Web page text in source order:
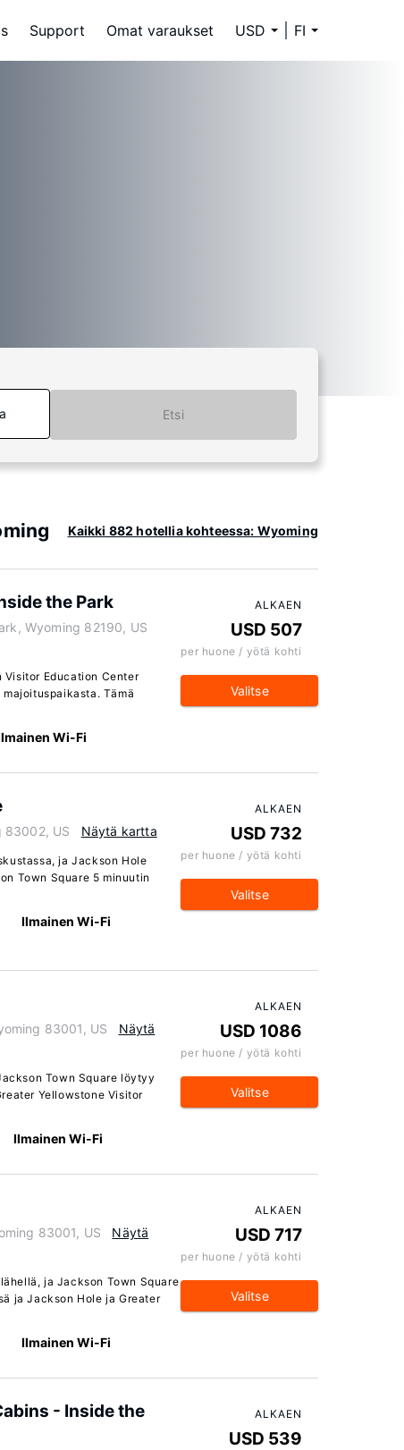
Support Omat varaukset USD FI
Etsi
Kaikki 882 hotellia kohteessa: Wyoming
the Park
Wyoming 82190, US
Visitor Education Center
Tämä
Wi-Fi
ALKAEN
USD 507
per huone / yötä kohti
Valitse
83002, US Näytä kartta
ja Jackson Hole
Town Square 5 minuutin
Ilmainen Wi-Fi
ALKAEN
USD 732
per huone / yötä kohti
Valitse
83001, US
Näytä
Town Square löytyy
Yellowstone Visitor
Ilmainen Wi-Fi
ALKAEN
USD 1086
per huone / yötä kohti
Valitse
83001, US
Näytä
ja Jackson Town Square
ja Jackson Hole ja Greater
Ilmainen Wi-Fi
ALKAEN
USD 717
per huone / yötä kohti
Valitse
- Inside the
ALKAEN
USD 539